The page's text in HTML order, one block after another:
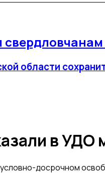
области
в
досрочном